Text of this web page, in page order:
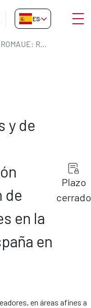
ES-ES Abrir
CV_2024_2025_PROGRAMA ROMAUE: RESIDENCIAS ARTÍSTICAS Y DE INVESTIGACIÓN PARA CIUDADANOS DE LA UNIÓN EUROPEA A EXCEPCIÓN DE CIUDADANOS ESPAÑOLES EN LA REAL ACADEMIA DE ESPAÑA EN ROMA (RAER)
y de
de
en la
en
Plazo
cerrado
en áreas afines a